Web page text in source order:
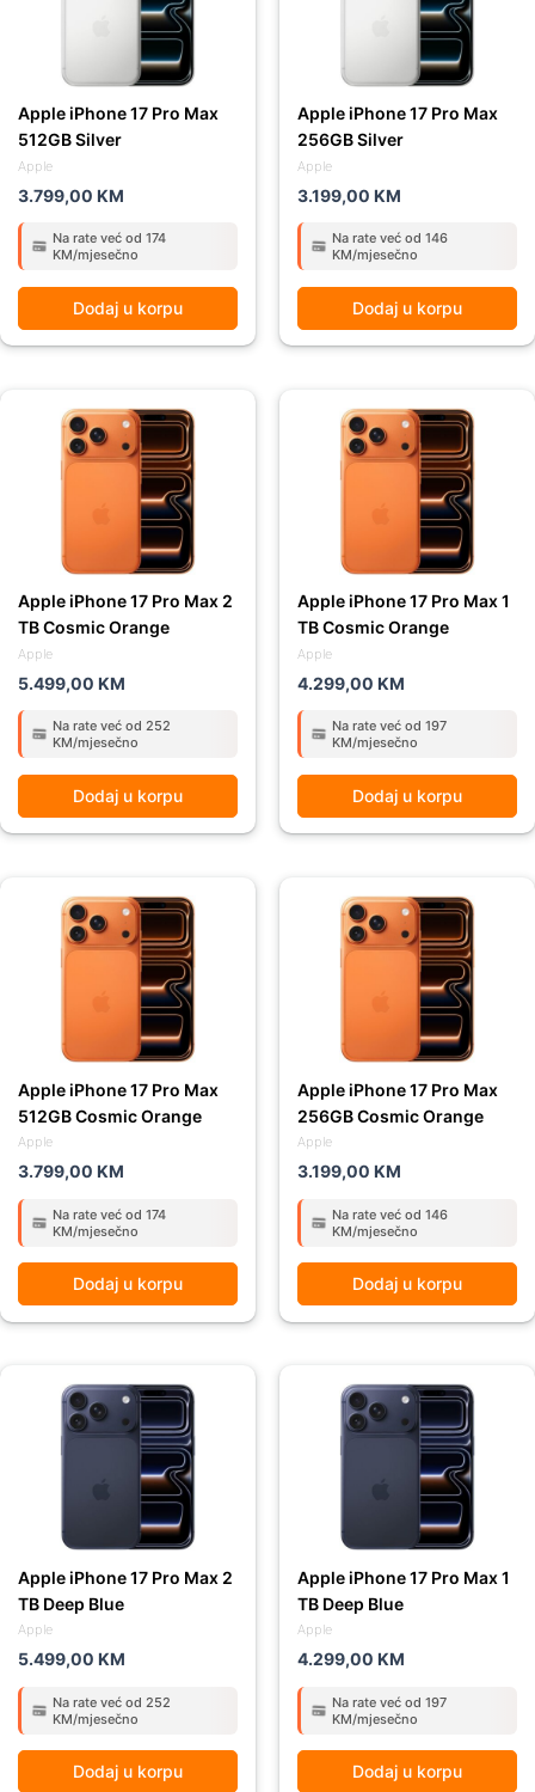
Apple
Apple iPhone 17 Pro Max
512GB Silver
3.799,00 KM
Na rate već od 174
KM/mjesečno
Dodaj u korpu
Apple
Apple iPhone 17 Pro Max
256GB Silver
3.199,00 KM
Na rate već od 146
KM/mjesečno
Dodaj u korpu
Apple
Apple iPhone 17 Pro Max 2
TB Cosmic Orange
5.499,00 KM
Na rate već od 252
KM/mjesečno
Dodaj u korpu
Apple
Apple iPhone 17 Pro Max 1
TB Cosmic Orange
4.299,00 KM
Na rate već od 197
KM/mjesečno
Dodaj u korpu
Apple
Apple iPhone 17 Pro Max
512GB Cosmic Orange
3.799,00 KM
Na rate već od 174
KM/mjesečno
Dodaj u korpu
Apple
Apple iPhone 17 Pro Max
256GB Cosmic Orange
3.199,00 KM
Na rate već od 146
KM/mjesečno
Dodaj u korpu
Apple
Apple iPhone 17 Pro Max 2
TB Deep Blue
5.499,00 KM
Na rate već od 252
KM/mjesečno
Dodaj u korpu
Apple
Apple iPhone 17 Pro Max 1
TB Deep Blue
4.299,00 KM
Na rate već od 197
KM/mjesečno
Dodaj u korpu